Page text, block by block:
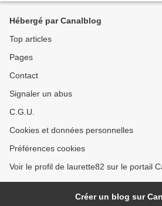
Hébergé par Canalblog
Top articles
Pages
Contact
Signaler un abus
C.G.U.
Cookies et données personnelles
Préférences cookies
Voir le profil de laurette82 sur le portail
Créer un blog sur